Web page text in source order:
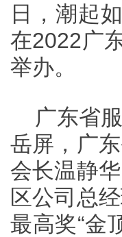
日，潮起
在2022广
举办。
广东省
岳屏，广
会长温静
区公司总
最高奖“金